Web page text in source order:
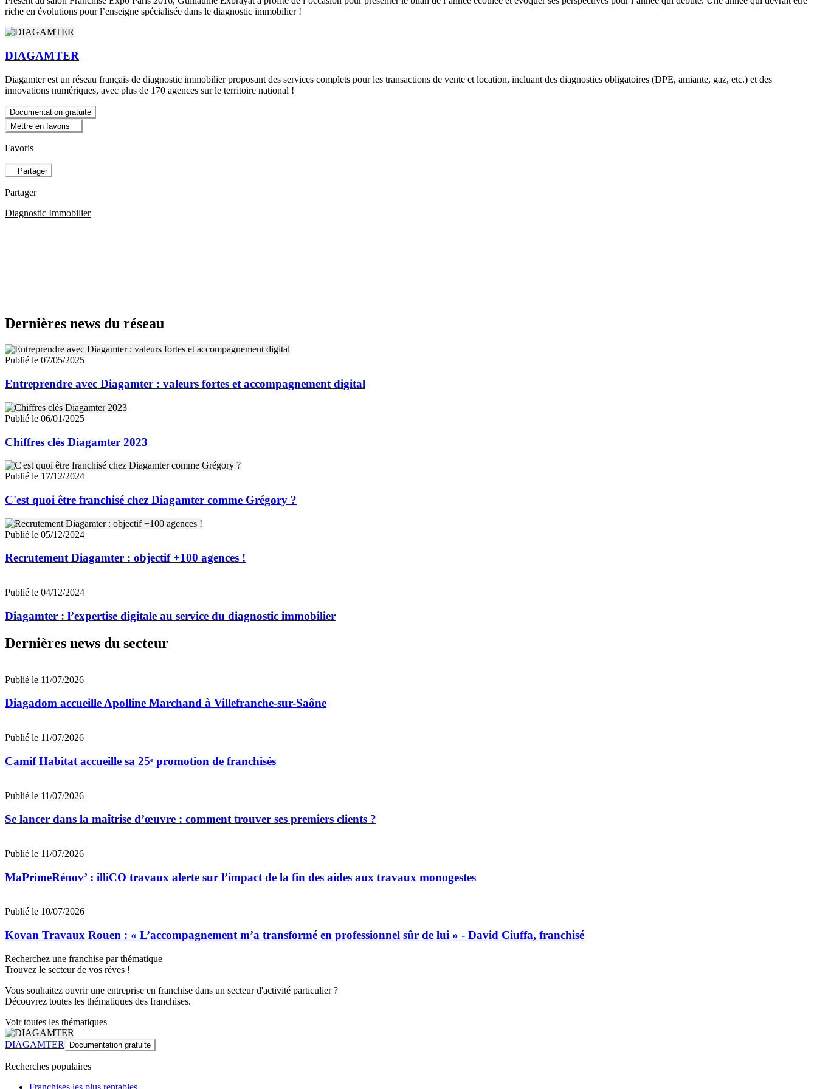
riche en évolutions pour l’enseigne spécialisée dans le diagnostic immobilier !
DIAGAMTER
Diagamter est un réseau français de diagnostic immobilier proposant des services complets pour les transactions de vente et location, incluant des diagnostics obligatoires (DPE, amiante, gaz, etc.) et des
innovations numériques, avec plus de 170 agences sur le territoire national !
Documentation gratuite
Mettre en favoris
Favoris
Partager
Partager
Diagnostic Immobilier
Dernières news du réseau
Publié le 07/05/2025
Entreprendre avec Diagamter : valeurs fortes et accompagnement digital
Publié le 06/01/2025
Chiffres clés Diagamter 2023
Publié le 17/12/2024
C'est quoi être franchisé chez Diagamter comme Grégory ?
Publié le 05/12/2024
Recrutement Diagamter : objectif +100 agences !
Publié le 04/12/2024
Diagamter : l’expertise digitale au service du diagnostic immobilier
Dernières news du secteur
Publié le 11/07/2026
Diagadom accueille Apolline Marchand à Villefranche-sur-Saône
Publié le 11/07/2026
Camif Habitat accueille sa 25ᵉ promotion de franchisés
Publié le 11/07/2026
Se lancer dans la maîtrise d’œuvre : comment trouver ses premiers clients ?
Publié le 11/07/2026
MaPrimeRénov’ : illiCO travaux alerte sur l’impact de la fin des aides aux travaux monogestes
Publié le 10/07/2026
Kovan Travaux Rouen : « L’accompagnement m’a transformé en professionnel sûr de lui » - David Ciuffa, franchisé
Recherchez une franchise par thématique
Trouvez le secteur de vos rêves !
Vous souhaitez ouvrir une entreprise en franchise dans un secteur d'activité particulier ?
Découvrez toutes les thématiques des franchises.
Voir toutes les thématiques
DIAGAMTER Documentation gratuite
Recherches populaires
Franchises les plus rentables